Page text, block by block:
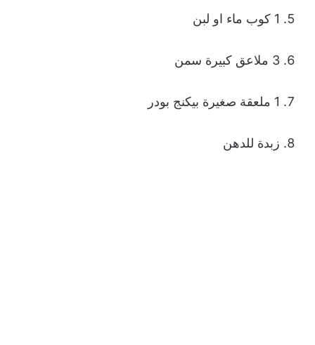
1 كوب ماء او لبن
3 ملاعق كبيرة سمن
1 ملعقة صغيرة بيكنج بودر
زبدة للدهن